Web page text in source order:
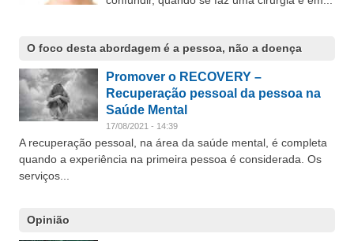
O foco desta abordagem é a pessoa, não a doença
Promover o RECOVERY –
Recuperação pessoal da pessoa na
Saúde Mental
17/08/2021 - 14:39
A recuperação pessoal, na área da saúde mental, é completa
quando a experiência na primeira pessoa é considerada. Os
serviços...
Opinião